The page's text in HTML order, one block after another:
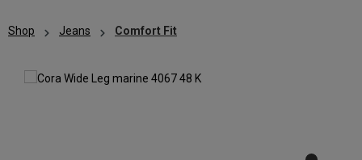
Shop Jeans Comfort Fit